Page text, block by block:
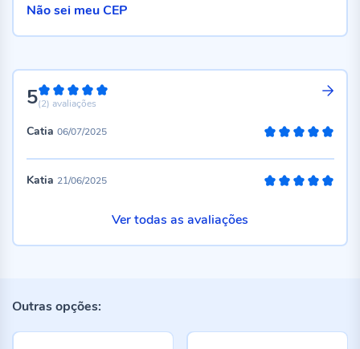
5100%
(2) avaliações
Catia 06/07/2025
Katia 21/06/2025
Ver todas as avaliações
Não sei meu CEP
Outras opções: